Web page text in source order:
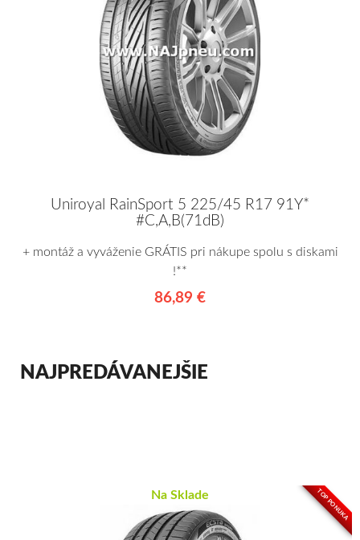
Uniroyal RainSport 5 225/45 R17 91Y*
#C,A,B(71dB)
+ montáž a vyváženie GRÁTIS pri nákupe spolu s diskami
!**
86,89 €
NAJPREDÁVANEJŠIE
TOP PONUKA
Na Sklade